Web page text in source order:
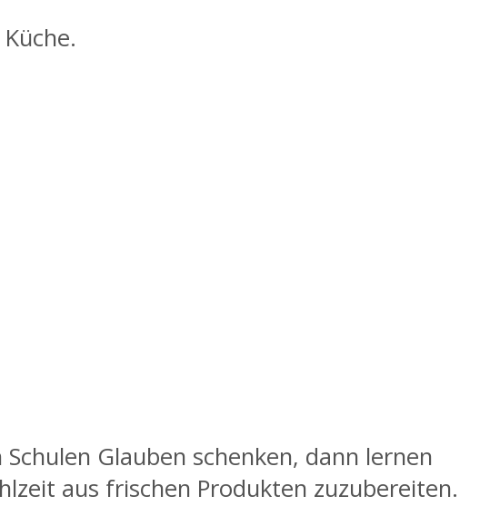
Glauben schenken, dann lernen
aus frischen Produkten zuzubereiten.